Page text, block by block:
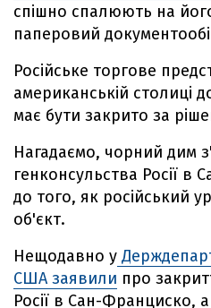
спішно спалюють на
паперовий
Російське торгове
американській столиці
має бути закрито за
Нагадаємо, чорний дим
генконсульства Росії в
до того, як російський
об'єкт.
Нещодавно у
США заявили про
Росії в Сан-Франциско,